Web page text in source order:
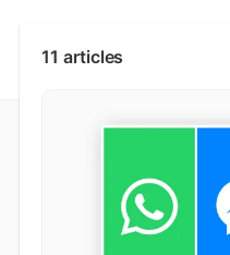
11 articles